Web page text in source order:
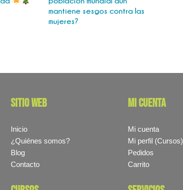
mantiene sesgos contra las
mujeres?
sitio web
Inicio
¿Quiénes somos?
Blog
Contacto
mi cuenta
Mi cuenta
Mi perfil (Cursos)
Pedidos
Carrito